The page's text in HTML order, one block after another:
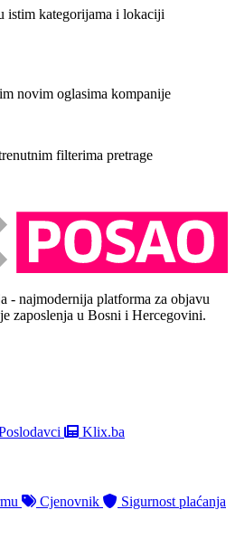
istim kategorijama i lokaciji
novim oglasima kompanije
filterima pretrage
- najmodernija platforma za objavu
zaposlenja u Bosni i Hercegovini.
Klix.ba
Cjenovnik Sigurnost plaćanja